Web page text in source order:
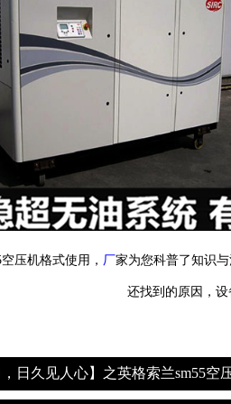
空压机格式使用， 厂家为您科普了知识
还找到的原因，设
日久见人心】之英格索兰sm55空